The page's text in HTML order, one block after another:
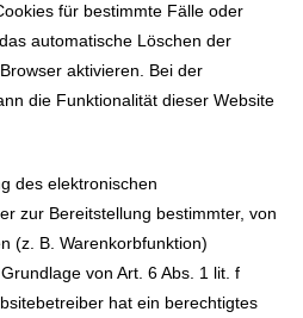
für bestimmte Fälle oder
automatische Löschen der
aktivieren. Bei der
die Funktionalität dieser Website
des elektronischen
zur Bereitstellung bestimmter, von
(z. B. Warenkorbfunktion)
von Art. 6 Abs. 1 lit. f
hat ein berechtigtes